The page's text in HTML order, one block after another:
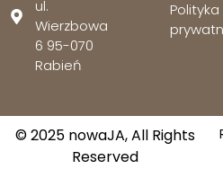
ul.
Wierzbowa
6 95-070
Rabień
Polityka
© 2025 nowaJA, All Rights
Reserved